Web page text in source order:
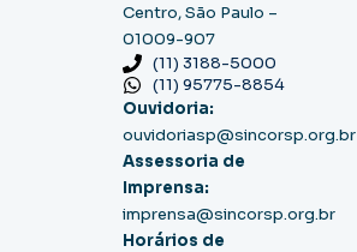
Centro, São Paulo –
01009-907
(11) 3188-5000
(11) 95775-8854
Ouvidoria:
ouvidoriasp@sincorsp.org.br
Assessoria de
Imprensa:
imprensa@sincorsp.org.br
Horários de